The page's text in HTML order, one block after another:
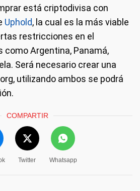
está criptodivisa con
Uphold, la cual es la más viable
restricciones en el
como Argentina, Panamá,
Será necesario crear una
utilizando ambos se podrá
COMPARTIR
Twitter Whatsapp